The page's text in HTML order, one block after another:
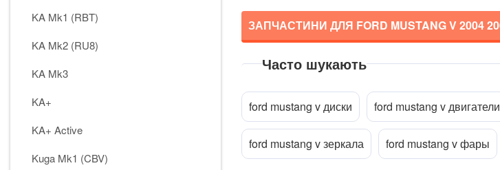
KA Mk1 (RBT)
KA Mk2 (RU8)
KA Mk3
KA+
KA+ Active
Kuga Mk1 (CBV)
ЗАПЧАСТИНИ ДЛЯ FORD MUSTANG V2004
Часто шукають
ford mustang v диски ford mustang v двигатели
ford mustang v зеркала ford mustang v фары